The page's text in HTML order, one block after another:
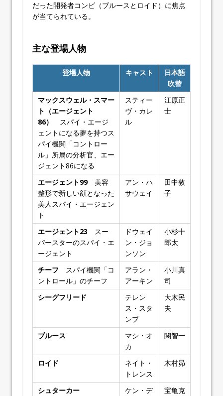
だった開発者コンビ（ブルースとロイド）に焦点
が当てられている。
主な登場人物
登場人物 キャスト
日本語
吹替
マックスウェル・スマー
ト（エージェント
86）
スパイ・エージ
ェントになる夢を持つス
パイ機関「コントロー
ル」所属の分析官、エー
ジェント86になる
スティー
ヴ・カレ
ル
江原正
士
エージェント99美容
整形で新しい顔となった
美人スパイ・エージェン
ト
アン・ハ
サウェイ
田中敦
子
エージェント23 スー
パースターのスパイ・エ
ージェント
ドウェイ
ン・ジョ
ンソン
小杉十
郎太
チーフ スパイ機関「コ
ントロール」のチーフ
アラン・
アーキン
小川真
司
シーグフリード
テレン
ス・スタ
ンプ
大木民
夫
ブルース
マシ・オ
カ
関智一
ロイド
ネイト・
トレンス
木村昴
シュターカー
ケン・デ
宝亀克